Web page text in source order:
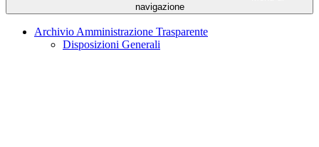
navigazione
Archivio Amministrazione Trasparente
Disposizioni Generali